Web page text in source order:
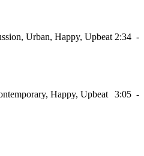
Urban, Happy, Upbeat 2:34 -
Happy, Upbeat 3:05 -